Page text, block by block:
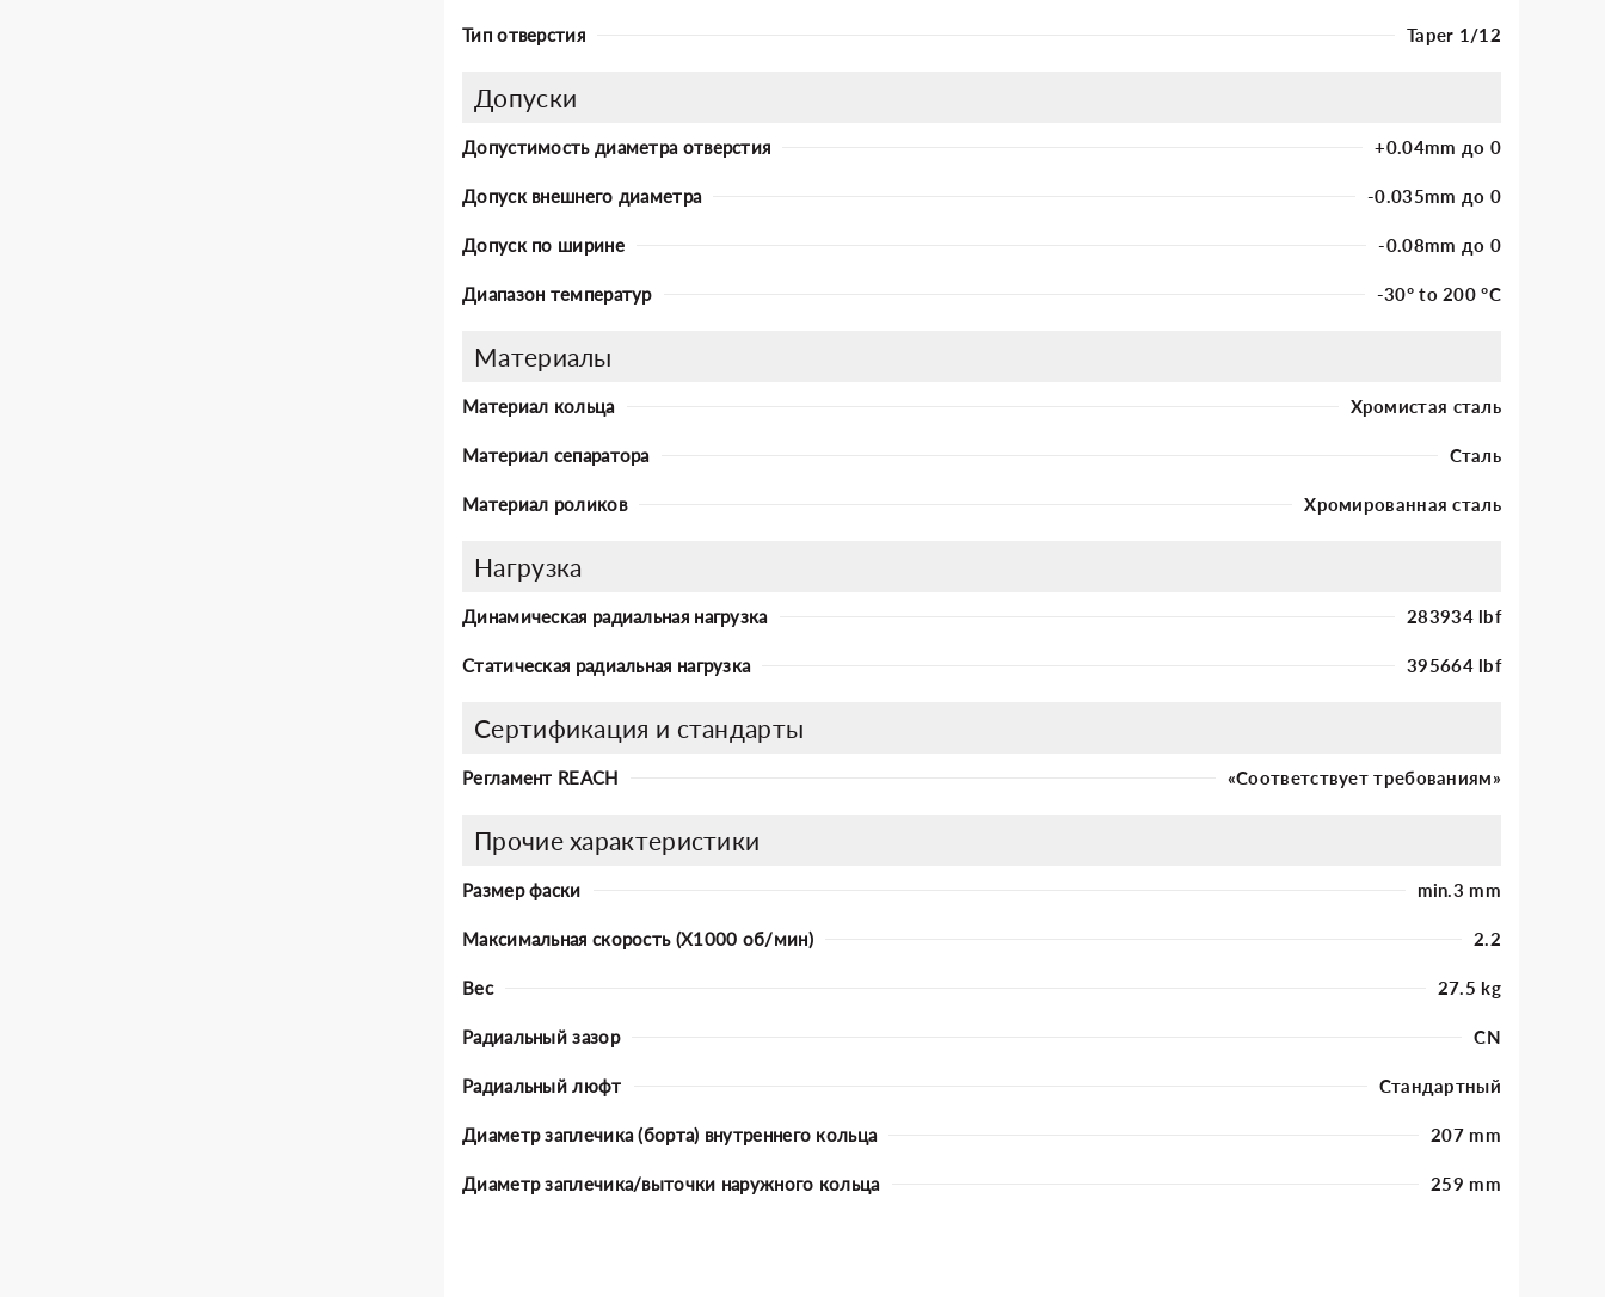
Тип отверстия Taper 1/12
Допуски
Допустимость диаметра отверстия +0.04mm до 0
Допуск внешнего диаметра -0.035mm до 0
Допуск по ширине -0.08mm до 0
Диапазон температур -30° to 200 °C
Материалы
Материал кольца Хромистая сталь
Материал сепаратора Сталь
Материал роликов Хромированная сталь
Нагрузка
Динамическая радиальная нагрузка 283934 lbf
Статическая радиальная нагрузка 395664 lbf
Сертификация и стандарты
Регламент REACH «Соответствует требованиям»
Прочие характеристики
Размер фаски min.3 mm
Максимальная скорость (X1000 об/мин) 2.2
Вес 27.5 kg
Радиальный зазор CN
Радиальный люфт Стандартный
Диаметр заплечика (борта) внутреннего кольца 207 mm
Диаметр заплечика/выточки наружного кольца 259 mm